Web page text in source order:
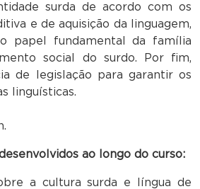
surda de acordo com os
e de aquisição da linguagem,
papel fundamental da família
social do surdo. Por fim,
de legislação para garantir os
linguísticas.
ao longo do curso:
a cultura surda e língua de